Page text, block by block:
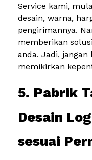
Service kami,
desain, warna,
pengirimannya.
memberikan
anda. Jadi,
memikirkan
5. Pabrik
Desain
sesuai